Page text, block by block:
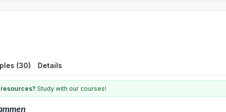
(30) Details
Study with our courses!